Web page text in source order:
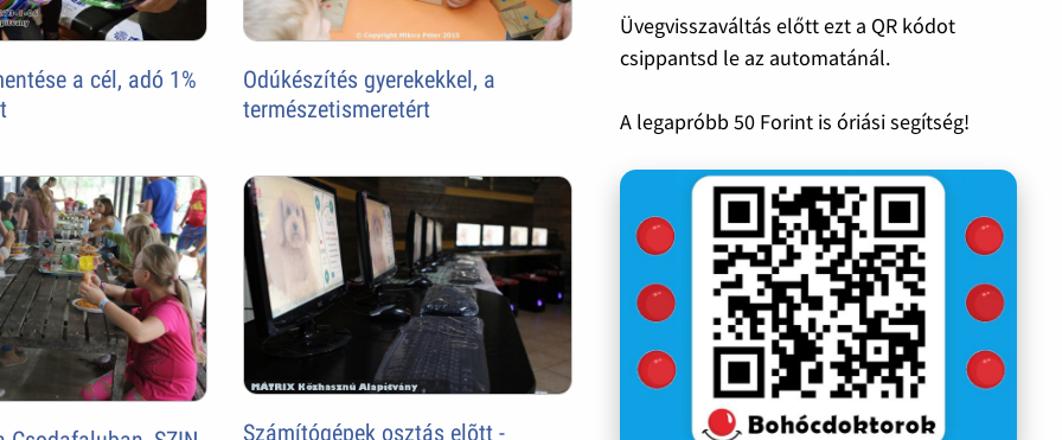
a cél, adó 1%
Odúkészítés gyerekekkel, a
természetismeretért
Számítógépek osztás elõtt -
Üvegvisszaváltás előtt ezt a QR kódot
csippantsd le az automatánál.
A legapróbb 50 Forint is óriási segítség!